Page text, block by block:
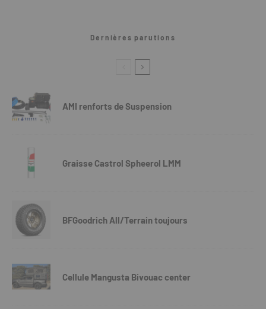
Dernières parutions
AMI renforts de Suspension
Graisse Castrol Spheerol LMM
BFGoodrich All/Terrain toujours
Cellule Mangusta Bivouac center